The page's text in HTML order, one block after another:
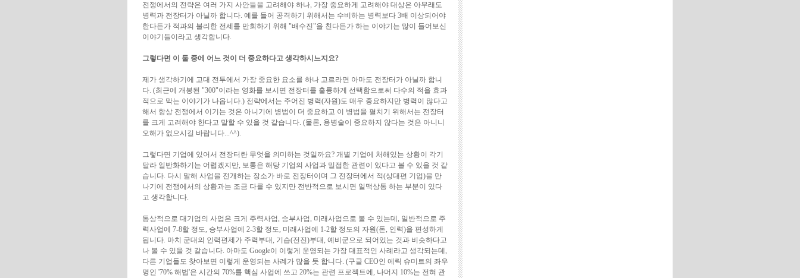
전쟁에서의 전략은 여러 가지 사안들을 고려해야 하나, 가장 중요하게 고려해야 대상은 아무래도
병력과 전장터가 아닐까 합니다. 예를 들어 공격하기 위해서는 수비하는 병력보다 3배 이상되어야
한다든가 적과의 불리한 전세를 만회하기 위해 "배수진"을 친다든가 하는 이야기는 많이 들어보신
이야기들이라고 생각합니다.
그렇다면 이 둘 중에 어느 것이 더 중요하다고 생각하시느지요?
제가 생각하기에 고대 전투에서 가장 중요한 요소를 하나 고르라면 아마도 전장터가 아닐까 합니
다. (최근에 개봉된 "300"이라는 영화를 보시면 전장터를 훌륭하게 선택함으로써 다수의 적을 효과
적으로 막는 이야기가 나옵니다.) 전략에서는 주어진 병력(자원)도 매우 중요하지만 병력이 많다고
해서 항상 전쟁에서 이기는 것은 아니기에 병법이 더 중요하고 이 병법을 펼치기 위해서는 전장터
를 크게 고려해야 한다고 말할 수 있을 것 같습니다. (물론, 용병술이 중요하지 않다는 것은 아니니
오해가 없으시길 바랍니다...^^).
그렇다면 기업에 있어서 전장터란 무엇을 의미하는 것일까요? 개별 기업에 처해있는 상황이 각기
달라 일반화하기는 어렵겠지만, 보통은 해당 기업의 사업과 밀접한 관련이 있다고 볼 수 있을 것 같
습니다. 다시 말해 사업을 전개하는 장소가 바로 전장터이며 그 전장터에서 적(상대편 기업)을 만
나기에 전쟁에서의 상황과는 조금 다를 수 있지만 전반적으로 보시면 일맥상통 하는 부분이 있다
고 생각합니다.
통상적으로 대기업의 사업은 크게 주력사업, 승부사업, 미래사업으로 볼 수 있는데, 일반적으로 주
력사업에 7-8할 정도, 승부사업에 2-3할 정도, 미래사업에 1-2할 정도의 자원(돈, 인력)을 편성하게
됩니다. 마치 군대의 인력편제가 주력부대, 기습(전진)부대, 예비군으로 되어있는 것과 비슷하다고
나 볼 수 있을 것 같습니다. 아마도 Google이 이렇게 운영되는 가장 대표적인 사례라고 생각되는데,
다른 기업들도 찾아보면 이렇게 운영되는 사례가 많을 듯 합니다. (구글 CEO인 에릭 슈미트의 좌우
명인 '70% 해법'은 시간의 70%를 핵심 사업에 쓰고 20%는 관련 프로젝트에, 나머지 10%는 전혀 관